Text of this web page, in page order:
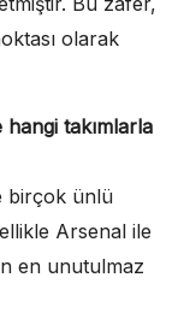
olarak
hangi takımlarla
birçok ünlü
Arsenal ile
en unutulmaz